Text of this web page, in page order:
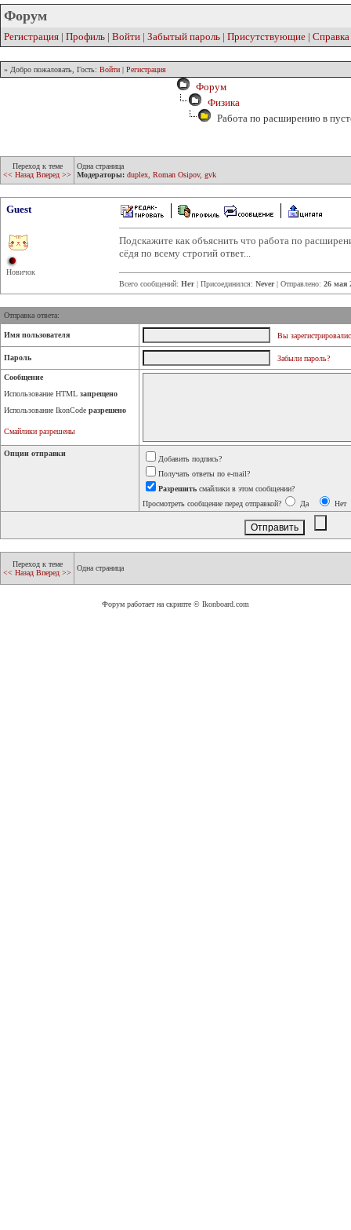
Форум
Регистрация | Профиль | Войти | Забытый пароль | Присутствующие | Справка
» Добро пожаловать, Гость: Войти | Регистрация
Форум
Физика
Работа по расширению в
Переход к теме
<< Назад Вперед >>
Одна страница
Модераторы: duplex Roman Osipov, gvk
Guest
Новичок
Подскажите как объяснить что работа по
сёдя по всему строгий ответ...
Всего сообщений: Нет | Присоединился: Never| Отправлено: 26 мая
Отправка ответа:
Имя пользователя Вы
Пароль Забыли пароль?
Сообщение
Использование HTML запрещено
Использование IkonCode разрешено
Смайлики разрешены
Опции отправки
Добавить подпись?
Получать ответы по e-mail?
Разрешить смайлики в этом сообщении?
Просмотреть сообщение перед отправкой?
Да Нет
Переход к теме
<< Назад Вперед >>
Одна страница
Форум работает на скрипте © Ikonboard.com